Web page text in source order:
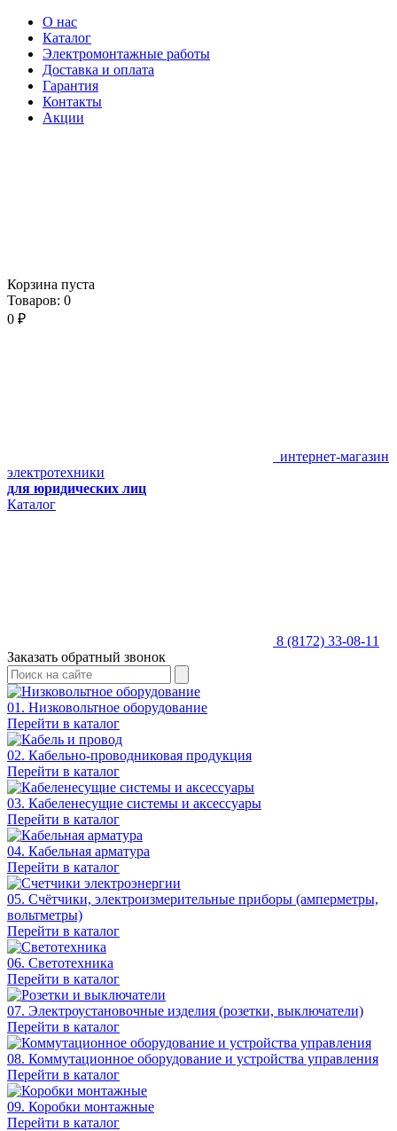
О нас
Каталог
Электромонтажные работы
Доставка и оплата
Гарантия
Контакты
Акции
Корзина пуста
Товаров: 0
0 ₽
интернет-магазин
электротехники
для юридических лиц
Каталог
8 (8172) 33-08-11
Заказать обратный звонок
01. Низковольтное оборудование
Перейти в каталог
02. Кабельно-проводниковая продукция
Перейти в каталог
03. Кабеленесущие системы и аксессуары
Перейти в каталог
04. Кабельная арматура
Перейти в каталог
05. Счётчики, электроизмерительные приборы (амперметры,
вольтметры)
Перейти в каталог
06. Светотехника
Перейти в каталог
07. Электроустановочные изделия (розетки, выключатели)
Перейти в каталог
08. Коммутационное оборудование и устройства управления
Перейти в каталог
09. Коробки монтажные
Перейти в каталог